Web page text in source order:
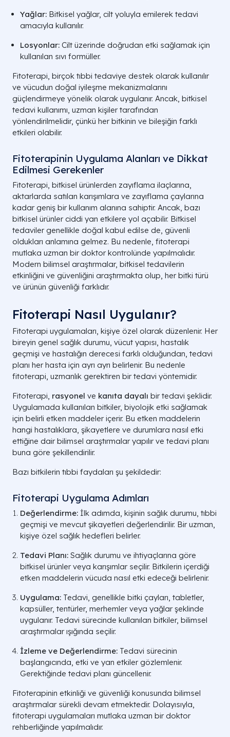
Yağlar: Bitkisel yağlar, cilt yoluyla emilerek tedavi
amacıyla kullanılır.
Losyonlar: Cilt üzerinde doğrudan etki sağlamak için
kullanılan sıvı formüller.
Fitoterapi, birçok tıbbi tedaviye destek olarak kullanılır
ve vücudun doğal iyileşme mekanizmalarını
güçlendirmeye yönelik olarak uygulanır. Ancak, bitkisel
tedavi kullanımı, uzman kişiler tarafından
yönlendirilmelidir, çünkü her bitkinin ve bileşiğin farklı
etkileri olabilir.
Fitoterapinin Uygulama Alanları ve Dikkat
Edilmesi Gerekenler
Fitoterapi, bitkisel ürünlerden zayıflama ilaçlarına,
aktarlarda satılan karışımlara ve zayıflama çaylarına
kadar geniş bir kullanım alanına sahiptir. Ancak, bazı
bitkisel ürünler ciddi yan etkilere yol açabilir. Bitkisel
tedaviler genellikle doğal kabul edilse de, güvenli
oldukları anlamına gelmez. Bu nedenle, fitoterapi
mutlaka uzman bir doktor kontrolünde yapılmalıdır.
Modern bilimsel araştırmalar, bitkisel tedavilerin
etkinliğini ve güvenliğini araştırmakta olup, her bitki türü
ve ürünün güvenliği farklıdır.
Fitoterapi Nasıl Uygulanır?
Fitoterapi uygulamaları, kişiye özel olarak düzenlenir. Her
bireyin genel sağlık durumu, vücut yapısı, hastalık
geçmişi ve hastalığın derecesi farklı olduğundan, tedavi
planı her hasta için ayrı ayrı belirlenir. Bu nedenle
fitoterapi, uzmanlık gerektiren bir tedavi yöntemidir.
Fitoterapi, rasyonel ve kanıta dayalı bir tedavi şeklidir.
Uygulamada kullanılan bitkiler, biyolojik etki sağlamak
için belirli etken maddeler içerir. Bu etken maddelerin
hangi hastalıklara, şikayetlere ve durumlara nasıl etki
ettiğine dair bilimsel araştırmalar yapılır ve tedavi planı
buna göre şekillendirilir.
Bazı bitkilerin tıbbi faydaları şu şekildedir:
Fitoterapi Uygulama Adımları
Değerlendirme: İlk adımda, kişinin sağlık durumu, tıbbi
geçmişi ve mevcut şikayetleri değerlendirilir. Bir uzman,
kişiye özel sağlık hedefleri belirler.
Tedavi Planı: Sağlık durumu ve ihtiyaçlarına göre
bitkisel ürünler veya karışımlar seçilir. Bitkilerin içerdiği
etken maddelerin vücuda nasıl etki edeceği belirlenir.
Uygulama: Tedavi, genellikle bitki çayları, tabletler,
kapsüller, tentürler, merhemler veya yağlar şeklinde
uygulanır. Tedavi sürecinde kullanılan bitkiler, bilimsel
araştırmalar ışığında seçilir.
İzleme ve Değerlendirme: Tedavi sürecinin
başlangıcında, etki ve yan etkiler gözlemlenir.
Gerektiğinde tedavi planı güncellenir.
Fitoterapinin etkinliği ve güvenliği konusunda bilimsel
araştırmalar sürekli devam etmektedir. Dolayısıyla,
fitoterapi uygulamaları mutlaka uzman bir doktor
rehberliğinde yapılmalıdır.